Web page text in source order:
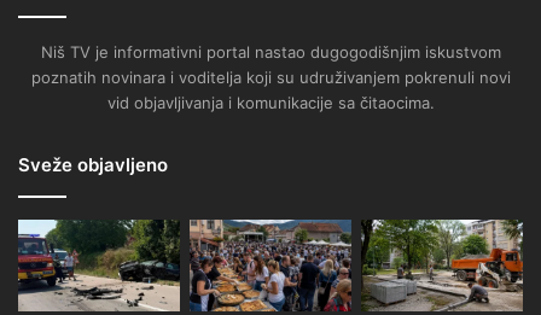
Niš TV je informativni portal nastao dugogodišnjim iskustvom
poznatih novinara i voditelja koji su udruživanjem pokrenuli novi
vid objavljivanja i komunikacije sa čitaocima.
Sveže objavljeno